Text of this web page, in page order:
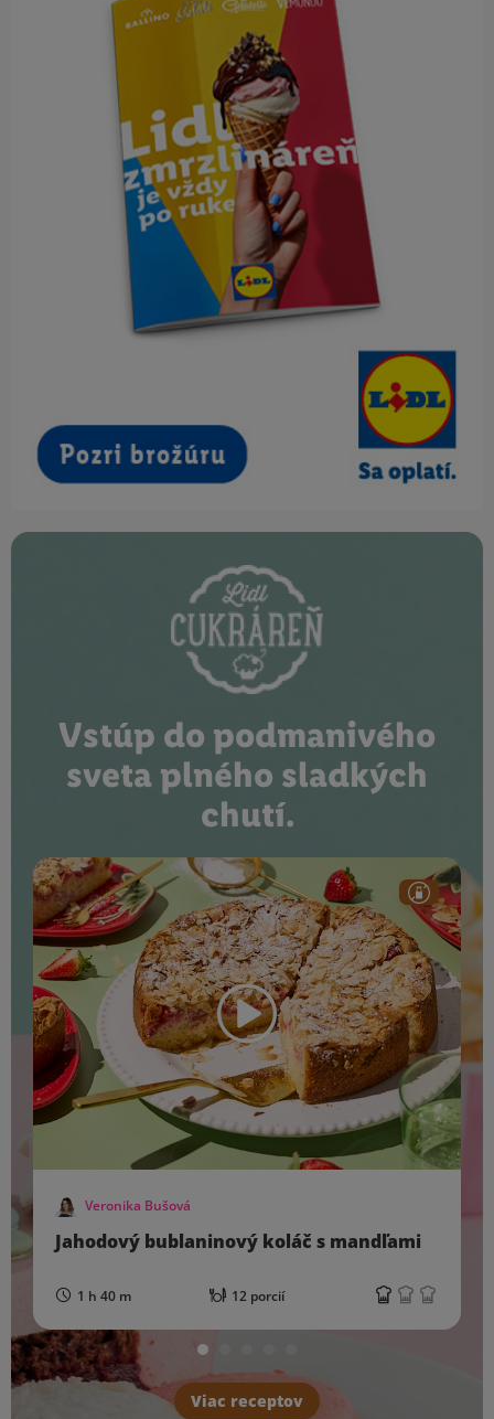
Vstúp do podmanivého
sveta plného sladkých
chutí.
Veronika Bušová
Jahodový bublaninový koláč s mandľami
1 h 40 m 12 porcií
Viac receptov